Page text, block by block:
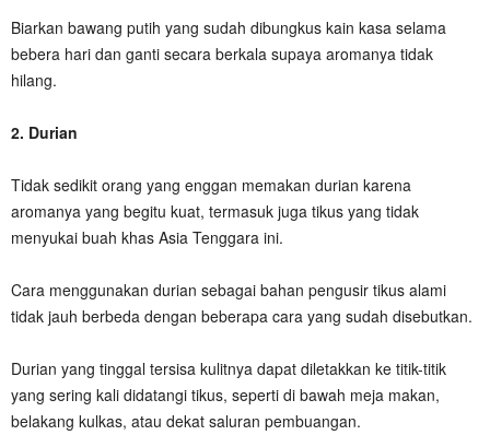
Biarkan bawang putih yang sudah dibungkus kain kasa selama
bebera hari dan ganti secara berkala supaya aromanya tidak
hilang.
2. Durian
Tidak sedikit orang yang enggan memakan durian karena
aromanya yang begitu kuat, termasuk juga tikus yang tidak
menyukai buah khas Asia Tenggara ini.
Cara menggunakan durian sebagai bahan pengusir tikus alami
tidak jauh berbeda dengan beberapa cara yang sudah disebutkan.
Durian yang tinggal tersisa kulitnya dapat diletakkan ke titik-titik
yang sering kali didatangi tikus, seperti di bawah meja makan,
belakang kulkas, atau dekat saluran pembuangan.